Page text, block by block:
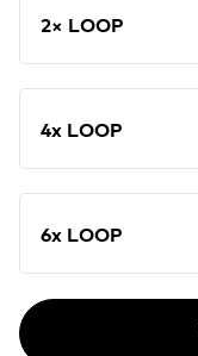
2× LOOP
4x LOOP
6x LOOP